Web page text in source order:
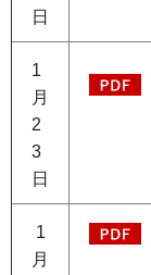
日
1
月
2
3
日
1
月